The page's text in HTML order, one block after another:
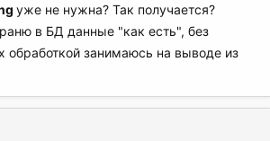
уже не нужна? Так получается?
в БД данные "как есть", без
обработкой занимаюсь на выводе из